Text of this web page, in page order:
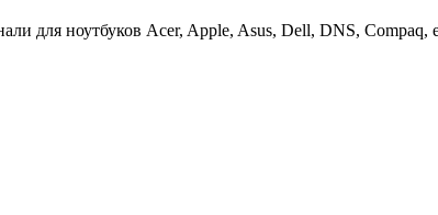
для ноутбуков Acer, Apple, Asus, Dell, DNS, Compaq,